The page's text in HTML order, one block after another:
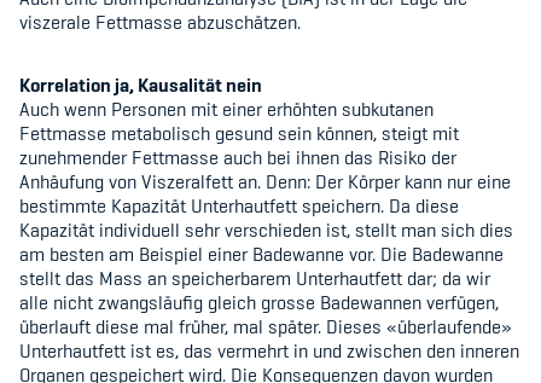
viszerale Fettmasse abzuschätzen.
Korrelation ja, Kausalität nein
Auch wenn Personen mit einer erhöhten subkutanen
Fettmasse metabolisch gesund sein können, steigt mit
zunehmender Fettmasse auch bei ihnen das Risiko der
Anhäufung von Viszeralfett an. Denn: Der Körper kann nur eine
bestimmte Kapazität Unterhautfett speichern. Da diese
Kapazität individuell sehr verschieden ist, stellt man sich dies
am besten am Beispiel einer Badewanne vor. Die Badewanne
stellt das Mass an speicherbarem Unterhautfett dar; da wir
alle nicht zwangsläufig gleich grosse Badewannen verfügen,
überlauft diese mal früher, mal später. Dieses «überlaufende»
Unterhautfett ist es, das vermehrt in und zwischen den inneren
Organen gespeichert wird. Die Konsequenzen davon wurden